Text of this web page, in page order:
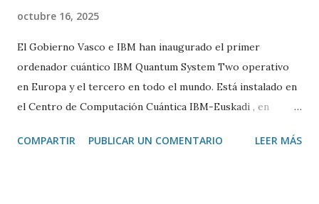
octubre 16, 2025
El Gobierno Vasco e IBM han inaugurado el primer
ordenador cuántico IBM Quantum System Two operativo
en Europa y el tercero en todo el mundo. Está instalado en
el Centro de Computación Cuántica IBM-Euskadi , en
siete metros de ancho por 4 de alto. Está encerrado en una
COMPARTIR PUBLICAR UN COMENTARIO LEER MÁS